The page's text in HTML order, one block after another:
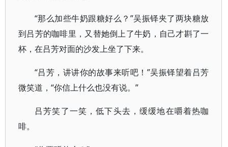
“那么加些牛奶跟糖好么？”吴振铎夹了两块糖放
到吕芳的咖啡里，又替她倒上了牛奶，自己才斟了一
杯，在吕芳对面的沙发上坐了下来。
“吕芳，讲讲你的故事来听吧！”吴振铎望着吕芳
微笑道，“你信上什么也没有说。”
吕芳笑了一笑，低下头去，缓缓地在嚼着热咖
啡。